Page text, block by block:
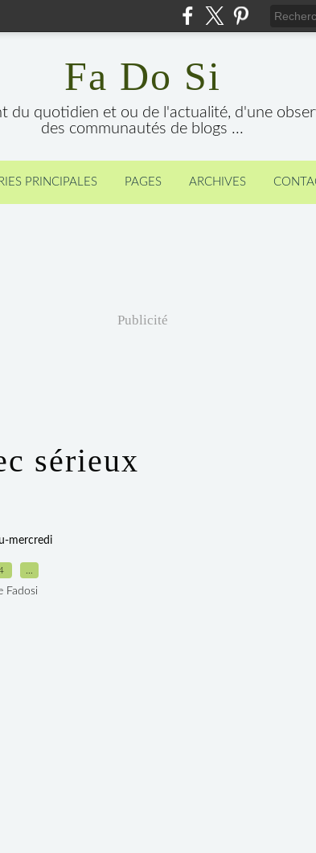
Fa Do Si
du quotidien et ou de l'actualité, d'une
des communautés de blogs ...
PRINCIPALES PAGES ARCHIVES
Publicité
sérieux
mercredi
Fadosi